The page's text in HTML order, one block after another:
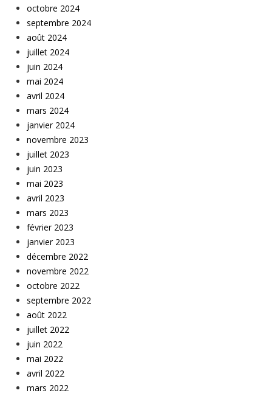
octobre 2024
septembre 2024
août 2024
juillet 2024
juin 2024
mai 2024
avril 2024
mars 2024
janvier 2024
novembre 2023
juillet 2023
juin 2023
mai 2023
avril 2023
mars 2023
février 2023
janvier 2023
décembre 2022
novembre 2022
octobre 2022
septembre 2022
août 2022
juillet 2022
juin 2022
mai 2022
avril 2022
mars 2022